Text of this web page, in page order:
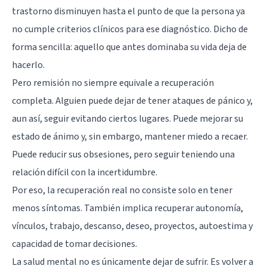
trastorno disminuyen hasta el punto de que la persona ya
no cumple criterios clínicos para ese diagnóstico. Dicho de
forma sencilla: aquello que antes dominaba su vida deja de
hacerlo.
Pero remisión no siempre equivale a recuperación
completa. Alguien puede dejar de tener ataques de pánico y,
aun así, seguir evitando ciertos lugares. Puede mejorar su
estado de ánimo y, sin embargo, mantener miedo a recaer.
Puede reducir sus obsesiones, pero seguir teniendo una
relación difícil con la incertidumbre.
Por eso, la recuperación real no consiste solo en tener
menos síntomas. También implica recuperar autonomía,
vínculos, trabajo, descanso, deseo, proyectos, autoestima y
capacidad de tomar decisiones.
La salud mental no es únicamente dejar de sufrir. Es volver a